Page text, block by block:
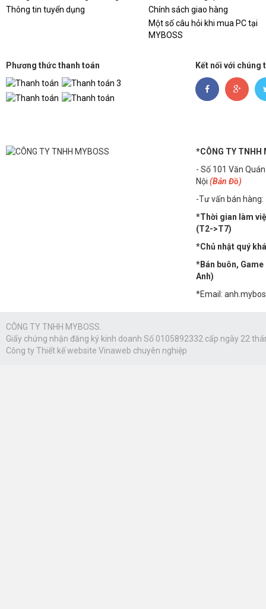
Thông tin tuyển dụng
Chính sách giao hàng
Một số câu hỏi khi mua PC tại
MYBOSS
Phương thức thanh toán Kết nối với chúng
*CÔNG TY TNHH
- Số 101 Văn
Nội (Bản Đồ)
-Tư vấn bán hàng:
*Thời gian làm
(T2->T7)
*Chủ nhật quý
*Bán buôn, Game
Anh)
*Email:
CÔNG TY TNHH MYBOSS.
Giấy chứng nhận đăng ký kinh doanh Số 0105892332 cấp ngày 22
Công tyThiết kế website Vinaweb chuyên nghiệp